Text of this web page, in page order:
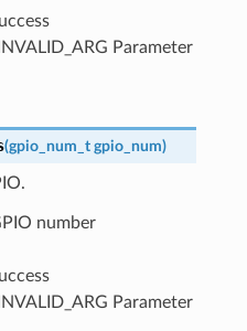
Parameter
(gpio_num_t gpio_num)
number
Parameter